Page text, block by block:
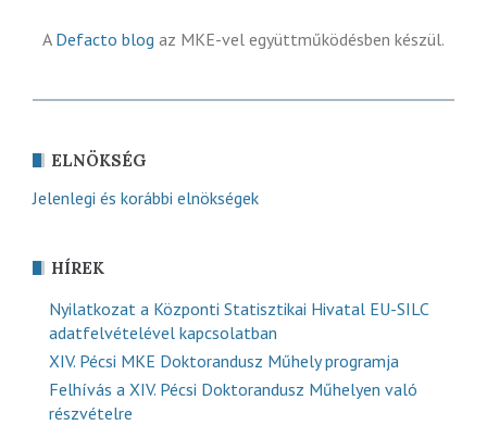
A Defacto blog az MKE-vel együttműködésben készül.
ELNÖKSÉG
Jelenlegi és korábbi elnökségek
HÍREK
Nyilatkozat a Központi Statisztikai Hivatal EU-SILC
adatfelvételével kapcsolatban
XIV. Pécsi MKE Doktorandusz Műhely programja
Felhívás a XIV. Pécsi Doktorandusz Műhelyen való
részvételre